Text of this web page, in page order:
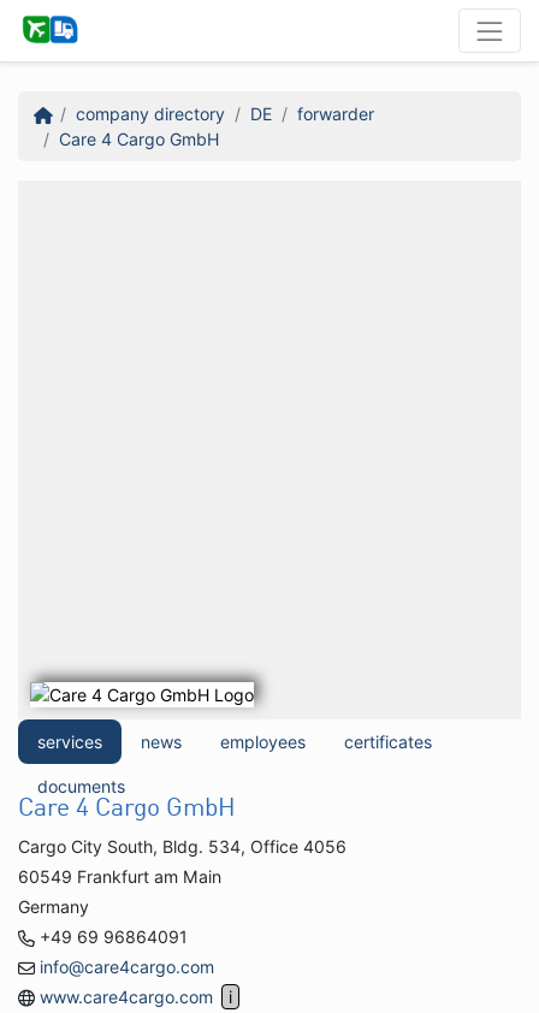
company directory DE
forwarder
Care 4 Cargo GmbH
services news employees certificates
documents
Care 4 Cargo GmbH
Cargo City South, Bldg. 534, Office 4056
60549 Frankfurt am Main
Germany
+49 69 96864091
info@care4cargo.com
www.care4cargo.com